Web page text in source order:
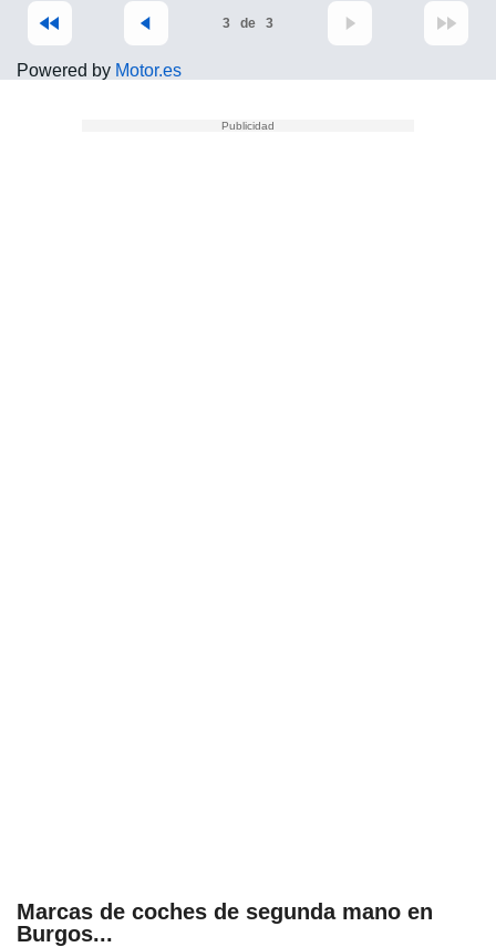
3 de 3
Powered by Motor.es
Marcas de coches de segunda mano en
Burgos...